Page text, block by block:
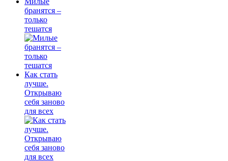
бранятся –
только
тешатся
Как стать
лучше.
Открываю
себя заново
для всех